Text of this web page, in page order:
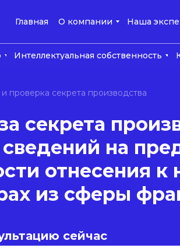
Главная О компании Наша
Интеллектуальная собственность
проверка секрета производства
секрета
на
отнесения к
из сферы
сейчас